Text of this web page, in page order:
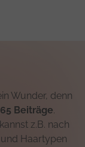
Wunder, denn
Beiträge.
z.B. nach
Haartypen